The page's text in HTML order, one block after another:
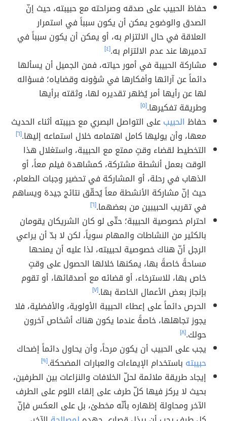
حفاظ الحبيب على صدقه وصراحته مع حبيبته، حيث إنّ
الصدق والوضوح يمكن أن يكون سبباً في استمرار
العلاقة في حال الالتزام به، أو يمكن أن يكون سبباً في
تدميرها عند عدم الالتزام به.[٤]
مشاركة الحبيبة في أمور حياته، فمن الجميل أن يسألها
دائماً عن آرائها وأفكارها في شؤونه وقضاياه؛ فسؤاله
لها عن رأيها أمر يُظهر تقديره لها، وثقته برأيها
وطريقة تفكيرها.[٥]
حفاظ الحبيبعلى التواصل البصري مع حبيبته أثناء الحديث
معها، وأن يوليها كامل اهتمامه خلال استماعه إليها.[٦]
التخطيط لقضاء وقتٍ ممتع مع الحبيبة، واستغلال هذا
الوقت بعمل أنشطة مشتركة، كمشاهدة فيلم معاً، أو
الذهاب في رحلة، أو المشاركة في تحضير وجبات الطعام،
حيث إنّ مشاركة الأنشطة معاً يُحقّق نتائج جيدة ويساهم
في تقريب الحبيبين من بعضهما.[٦]
احترام خصوصية الحبيبة؛ حتّى لو كان الشريكان يقومان
بالكثير من النشاطات والمهام سوياً، لكن لا بدّ أن يراعي
الرجل أنّ هناك خصوصية لحبيبته، لذا عليه أن يمنحها
مساحةً خاصةً بها، يمكنها خلالها الحصول على وقتٍ
خاص بها، للاسترخاء، أو قضائه مع أصدقائها، أو تقوم
بإنجاز بعض الأعمال الخاصة بها.[٧]
الحرص دائماً على إعطاء الحبيبة الأولوية، والأفضلية، فلا
يجوز تجاهلها، خاصةً عندما يكون هناك أشخاص آخرون
حولك.[٨]
يجب على الحبيب أن يكون مرحاً، وأن يحاول دائماً إضحاك
حبيبته باستخدام الإيماءات والعبارات المضحكة.[٩]
إيجاد طريقة ملائمة لحلّ الخلافات والنزاعات بين الطرفين،
بحيث لا يركز فيها كلّ طرف على إلقاء اللوم على الطرف
الآخر ومحاولة إظهاره بأنّه مخطئ، بل على العكس فإنّ